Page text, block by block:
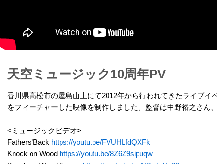
天空ミュージック10周年PV
香川県高松市の屋島山上にて2012年から行われてきたライブ
をフィーチャーした映像を制作しました。監督は中野裕之さ
<ミュージックビデオ>
Fathers’Back https://youtu.be/FVUHLfdQXFk
Knock on Wood https://youtu.be/8Z6Z9sipuqw